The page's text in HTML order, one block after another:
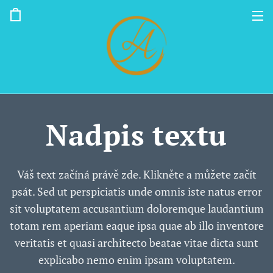
Nadpis textu
Váš text začíná právě zde. Klikněte a můžete začít
psát. Sed ut perspiciatis unde omnis iste natus error
sit voluptatem accusantium doloremque laudantium
totam rem aperiam eaque ipsa quae ab illo inventore
veritatis et quasi architecto beatae vitae dicta sunt
explicabo nemo enim ipsam voluptatem.